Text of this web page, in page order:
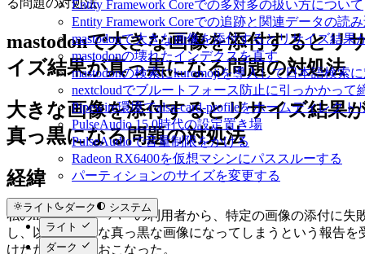
Entity Framework Coreでの多対多の扱い方について
Entity Framework Coreでの追跡と関連データの読
mastodonで大きな画像を添付するとリサイズ結果
mastodonの壊れたインデクスを直す
mastodonの検索にkuromojiを導入して日本語検索
nextcloudでブルートフォース防止に引っかかって
Pipewire環境でalsa-card-profileをホームディレクト
PulseAudio 15.0時代の設定置き場
PulseAudioで音量制限をかける
Radeon RX6400を仮想マシンにパススルーする
パーティションのサイズを変更する
ライト ダーク
システム
ライト
ダーク
る問題の対処法
mastodonで大きな画像を添付するとリ
イズ結果が真っ黒になる問題の対処法
大きな画像を添付するとリサイズ結果
真っ黒になる問題の対処法
経緯
私のmastodonサーバーの利用者から、特定の画像の添付に失
し、以下のような真っ黒な画像になってしまうという報告を
けたため調査をおこなった。